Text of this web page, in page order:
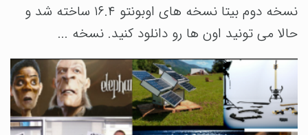
نسخه دوم بیتا نسخه های اوبونتو ۱۶.۴ ساخته شد و
حالا می تونید اون ها رو دانلود کنید. نسخه ...